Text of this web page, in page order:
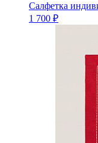
Салфетка
1 700 ₽